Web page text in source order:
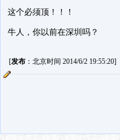
这个必须顶！！！
牛人，你以前在深圳吗？
[发布：北京时间 2014/6/2 19:55:20]